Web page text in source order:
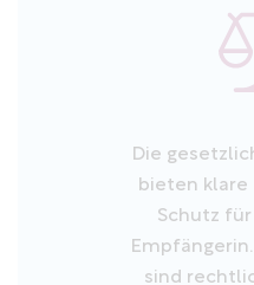
Die
bieten klare
Schutz
sind